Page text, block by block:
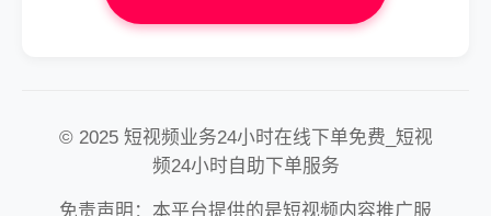
© 2025 短视频业务24小时在线下单免费_短视
频24小时自助下单服务
免责声明：本平台提供的是短视频内容推广服